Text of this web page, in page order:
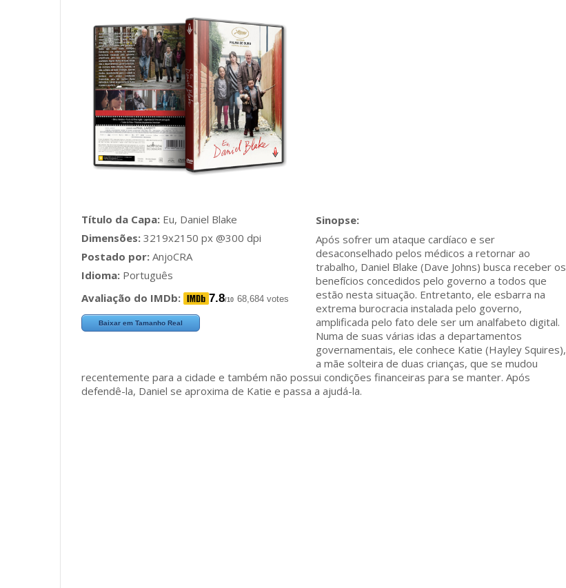
Título da Capa: Eu, Daniel Blake
Dimensões: 3219x2150 px @300 dpi
Postado por: AnjoCRA
Idioma: Português
Avaliação do IMDb:
7.8/10 68,684 votes
Baixar em Tamanho Real
Após sofrer um ataque cardíaco e ser
desaconselhado pelos médicos a retornar ao
trabalho, Daniel Blake (Dave Johns) busca receber os
benefícios concedidos pelo governo a todos que
estão nesta situação. Entretanto, ele esbarra na
extrema burocracia instalada pelo governo,
amplificada pelo fato dele ser um analfabeto digital.
Numa de suas várias idas a departamentos
governamentais, ele conhece Katie (Hayley Squires),
a mãe solteira de duas crianças, que se mudou
recentemente para a cidade e também não possui condições financeiras para se manter. Após
defendê-la, Daniel se aproxima de Katie e passa a ajudá-la.